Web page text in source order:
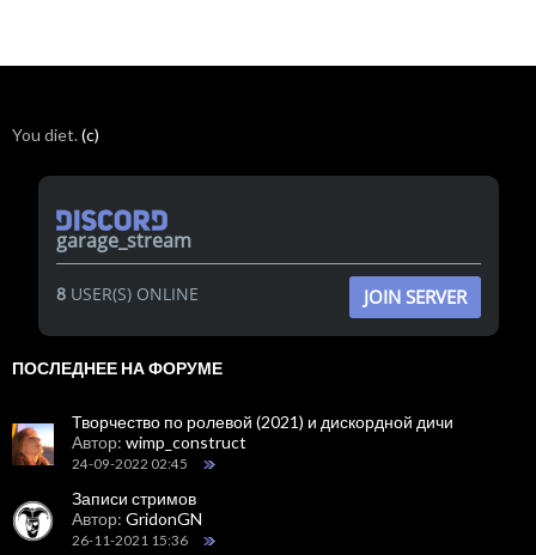
You diet.(c)
garage_stream
8USER(S) ONLINE JOIN SERVER
ПОСЛЕДНЕЕ НА ФОРУМЕ
Творчество по ролевой (2021) и дискордной дичи
Автор: wimp_construct
24-09-2022 02:45
Записи стримов
Автор: GridonGN
26-11-2021 15:36